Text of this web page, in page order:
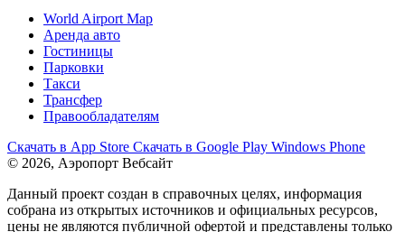
World Airport Map
Аренда авто
Гостиницы
Парковки
Такси
Трансфер
Правообладателям
Скачать в App Store Скачать в Google Play Windows Phone
© 2026, Аэропорт Вебсайт
Данный проект создан в справочных целях, информация
собрана из открытых источников и официальных ресурсов,
цены не являются публичной офертой и представлены только